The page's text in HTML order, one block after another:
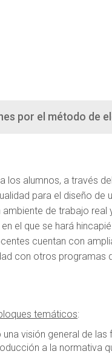
por el método de
los alumnos, a través
para el diseño de
de trabajo real
el que se hará
cuentan con
con otros programas
temáticos:
visión general de
a la normativa